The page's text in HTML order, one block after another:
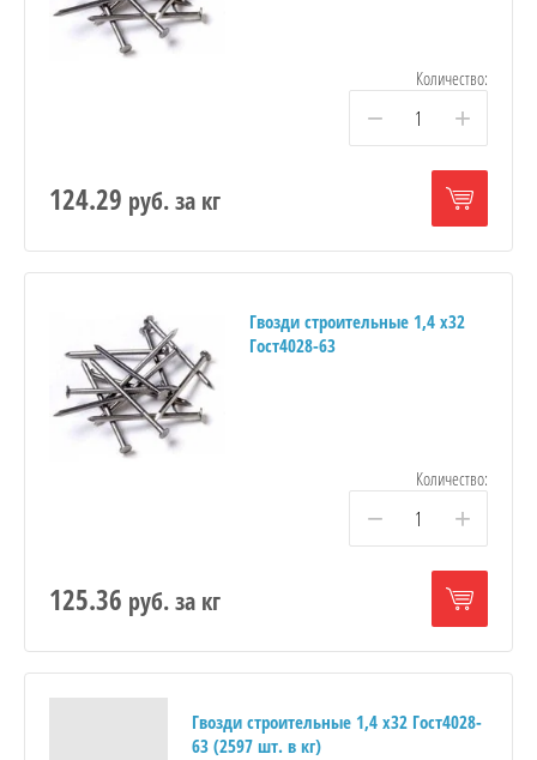
Количество:
− +
124.29 руб.за кг
Гвозди строительные 1,4 х32
Гост4028-63
Количество:
− +
125.36 руб.за кг
Гвозди строительные 1,4 х32 Гост4028-
63 (2597 шт. в кг)